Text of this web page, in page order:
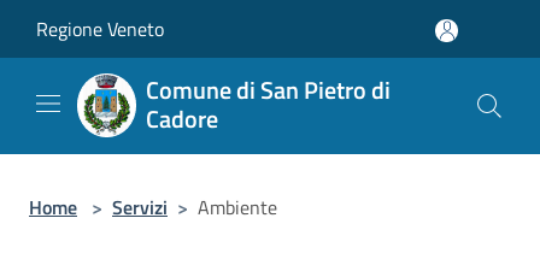
Regione Veneto
Comune di San Pietro di
Cadore
Home > Servizi > Ambiente